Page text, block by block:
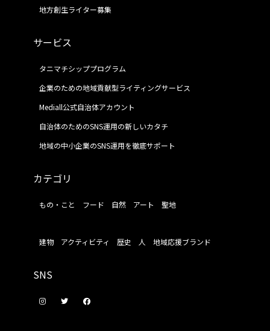
地方創生ライター募集
サービス
タニマチシッププログラム
企業のための地域貢献型ライティングサービス
Mediall公式自治体アカウント
自治体のためのSNS運用の新しいカタチ
地域の中小企業のSNS運用を徹底サポート
カテゴリ
もの・こと フード 自然 アート 聖地
建物 アクティビティ 歴史 人 地域応援ブランド
SNS